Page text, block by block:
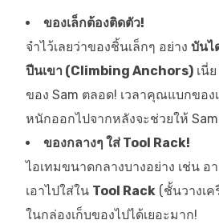
ของเล็กต้องติดตัว!
จำไว้เลยว่าของชิ้นเล็กๆ อย่าง บันไ
ปีนเขา (Climbing Anchors) เนี่
ของ Sam ตลอด! เวลาคุณแบกของ
หนักออกไปจากหลังจะช่วยให้ Sam
ของกลางๆ ใส่ Tool Rack!
ไอเทมขนาดกลางบางอย่าง เช่น อ
เอาไปใส่ใน Tool Rack (ชั้นวางเ
ในกล่องเก็บของไปได้เยอะมาก!